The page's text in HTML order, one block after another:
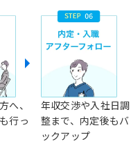
へ、
行っ
年収交渉や入社日調
整まで、内定後もバ
ックアップ